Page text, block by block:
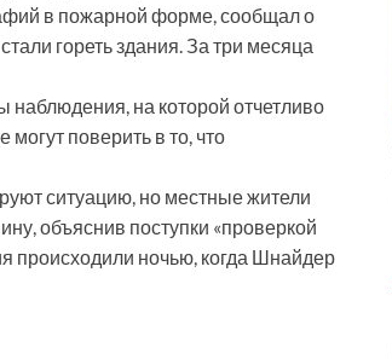
в пожарной форме, сообщал о
гореть здания. За три месяца
на которой отчетливо
могут поверить в то, что
ситуацию, но местные жители
объяснив поступки «проверкой
происходили ночью, когда Шнайдер